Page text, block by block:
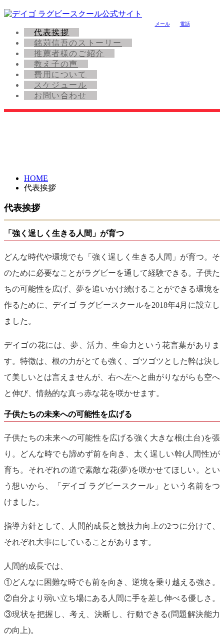
メール 電話
代表挨拶
銘苅信吾のストーリー
推薦者様のご紹介
教え子の声
費用について
スケジュール
お問い合わせ
HOME
代表挨拶
代表挨拶
「強く逞しく生きる人間」が育つ
どんな時代や環境でも「強く逞しく生きる人間」が育つ。そ
のために必要なことがラグビーを通して経験できる。子供た
ちの可能性を広げ、夢を追いかけ続けることができる環境を
作るために、デイゴ ラグビースクールを2018年4月に設立し
ました。
デイゴの花には、夢、活力、生命力という花言葉がありま
す。特徴は、根の力がとても強く、ゴツゴツとした幹は決し
て美しいとは言えませんが、右へ左へと曲がりながらも空へ
と伸び、情熱的な真っ赤な花を咲かせます。
子供たちの未来への可能性を広げる
子供たちの未来への可能性を広げる強く大きな根(土台)を張
り。どんな時でも諦めず前を向き、太く逞しい幹(人間性)が
育ち。それぞれの道で素敵な花(夢)を咲かせてほしい。とい
う想いから、「デイゴ ラグビースクール」という名前をつ
けました。
指導方針として、人間的成長と競技力向上の2つに分けて、
それぞれ大事にしていることがあります。
人間的成長では、
①どんなに困難な時でも前を向き、逆境を乗り越える強さ。
②自分より弱い立ち場にある人間に手を差し伸べる優しさ。
③現状を把握し、考え、決断し、行動できる(問題解決能力
の向上)。